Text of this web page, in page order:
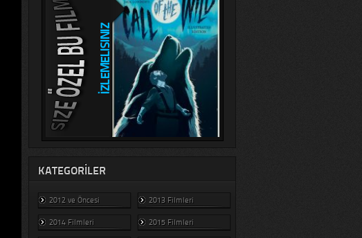
KATEGORILER
2012 ve Öncesi 2013 Filmleri
2014 Filmleri 2015 Filmleri